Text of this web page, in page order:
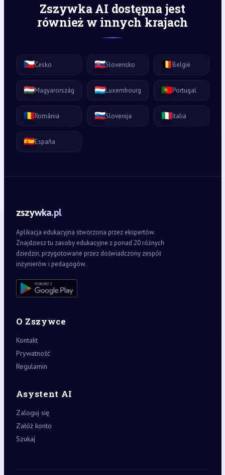
Zszywka AI dostępna jest
również w innych krajach
🇨🇿Česko 🇸🇰Slovensko 🇧🇪België
🇭🇺Magyarország 🇱🇺Luxembourg 🇵🇹Portugal
🇷🇴România 🇸🇮Slovenija 🇮🇹Italia
🇪🇸España
zszywka.pl
Aplikacja edukacyjna stworzona przez ekspertów.
Znajdziesz tu zasoby edukacyjne z ponad 20 różnych
dziedzin, przygotowane przez doświadczony zespół
inżynierów i pedagogów.
O Zszywce
Kontakt
Prywatność
Regulamin
Asystent AI
Zaloguj się
Załóż konto
Szukaj